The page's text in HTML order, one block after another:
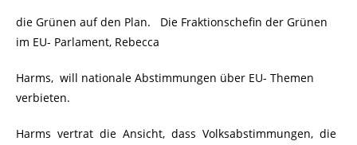
die Grünen auf den Plan. Die Fraktionschefin der Grünen
im EU- Parlament, Rebecca
Harms, will nationale Abstimmungen über EU- Themen
verbieten.
Harms vertrat die Ansicht, dass Volksabstimmungen, die